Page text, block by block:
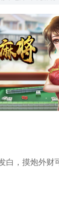
白，摸炮外财